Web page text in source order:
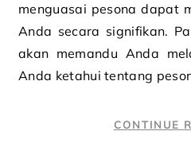
menguasai pesona dapat
Anda secara signifikan.
akan memandu Anda
Anda ketahui tentang
CONTINUE